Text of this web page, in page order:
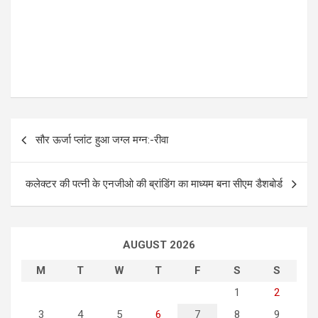
सौर ऊर्जा प्लांट हुआ जग्ल मग्न:-रीवा
कलेक्टर की पत्नी के एनजीओ की ब्रांडिंग का माध्यम बना सीएम डैशबोर्ड
AUGUST 2026
M
T W T F S
S
1
2
3
4 5 6 7 8
9